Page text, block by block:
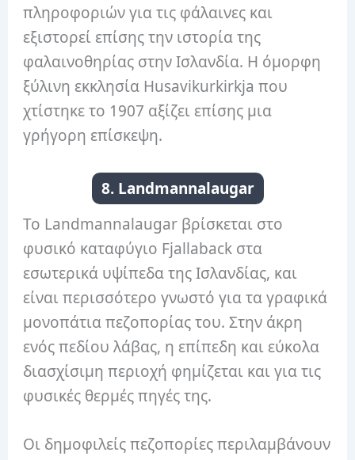
πληροφοριών για τις φάλαινες και
εξιστορεί επίσης την ιστορία της
φαλαινοθηρίας στην Ισλανδία. Η όμορφη
ξύλινη εκκλησία Husavikurkirkja που
χτίστηκε το 1907 αξίζει επίσης μια
γρήγορη επίσκεψη.
8. Landmannalaugar
Το Landmannalaugar βρίσκεται στο
φυσικό καταφύγιο Fjallaback στα
εσωτερικά υψίπεδα της Ισλανδίας, και
είναι περισσότερο γνωστό για τα γραφικά
μονοπάτια πεζοπορίας του. Στην άκρη
ενός πεδίου λάβας, η επίπεδη και εύκολα
διασχίσιμη περιοχή φημίζεται και για τις
φυσικές θερμές πηγές της.
Οι δημοφιλείς πεζοπορίες περιλαμβάνουν